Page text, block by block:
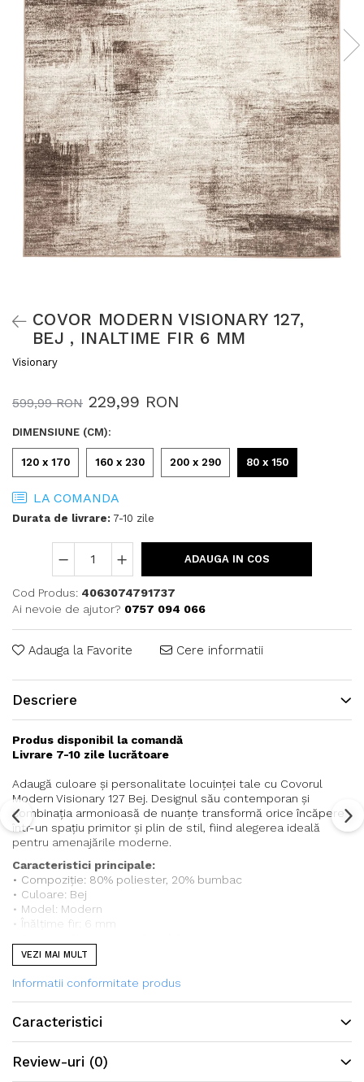
COVOR MODERN VISIONARY 127,
BEJ , INALTIME FIR 6 MM
Visionary
599,99 RON 229,99 RON
DIMENSIUNE (CM):
120 x 170 160 x 230 200 x 290 80 x 150
LA COMANDA
Durata de livrare: 7-10 zile
ADAUGA IN COS
Cod Produs: 4063074791737
Ai nevoie de ajutor? 0757 094 066
Adauga la Favorite Cere informatii
Descriere
Produs disponibil la comandă
Livrare 7-10 zile lucrătoare
Adaugă culoare și personalitate locuinței tale cu Covorul
Modern Visionary 127 Bej. Designul său contemporan și
combinația armonioasă de nuanțe transformă orice încăpere
într-un spațiu primitor și plin de stil, fiind alegerea ideală
pentru amenajările moderne.
Caracteristici principale:
• Compoziție: 80% poliester, 20% bumbac
• Culoare: Bej
• Model: Modern
• Înălțime fir: 6 mm
• Ușor de întreținut și curățat
• Potrivit pentru living, dormitor, birou sau camera de tineret
• Design modern, ideal pentru amenajări contemporane
VEZI MAI MULT
Informatii conformitate produs
Caracteristici
Review-uri (0)